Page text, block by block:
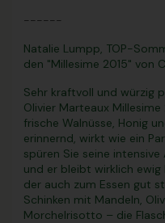
------
Natalie Lumpp, TOP-
den "Millesime 2015" von
Sehr kraftvoll und würzig
Olivier Marteaux
frische Walnüsse, Honig
erinnernd, wirkt wie ein
spüren Sie seine
und er bleibt wirklich ewig
der auch zum Essen gut
Schinken mit Mandeln,
Morchelrisotto – die